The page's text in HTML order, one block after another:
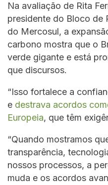
Na avaliação de Rita
presidente do Bloco de
do Mercosul, a
carbono mostra que o
verde gigante e está
que discursos.
“Isso fortalece a
e destrava acordos
Europeia, que têm
“Quando mostramos
transparência,
nossos processos, a
muda e os acordos